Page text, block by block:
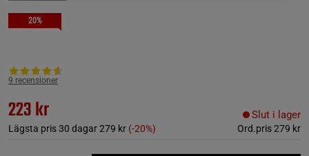
20%
9 recensioner
223 kr
Lägsta pris 30 dagar279 kr (-20%) Ord.pris279 kr
Slut i lager